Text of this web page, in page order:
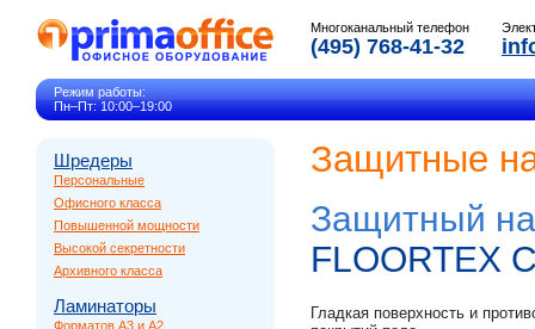
Многоканальный телефон
(495) 768-41-32
Режим работы:
Пн–Пт: 10:00–19:00
Шредеры
Персональные
Офисного класса
Повышенной мощности
Высокой секретности
Архивного класса
Ламинаторы
Форматов A3 и A2
Защитные
Защитный
FLOORTEX
Гладкая поверхность и